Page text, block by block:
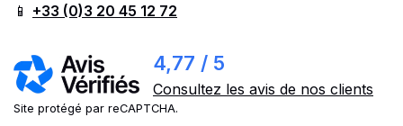
📱 +33 (0)3 20 45 12 72
4,77 / 5
Consultez les avis de nos clients
Site protégé par reCAPTCHA.